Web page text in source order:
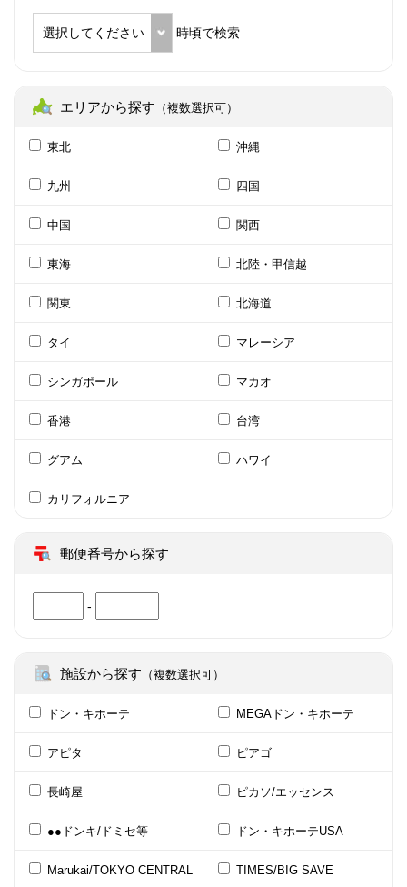
選択してください 時頃で検索
エリアから探す （複数選択可）
東北 沖縄
九州 四国
中国 関西
東海 北陸・甲信越
関東 北海道
タイ マレーシア
シンガポール マカオ
香港 台湾
グアム ハワイ
カリフォルニア
郵便番号から探す
-
施設から探す （複数選択可）
ドン・キホーテ MEGAドン・キホーテ
アピタ ピアゴ
長崎屋 ピカソ/エッセンス
●●ドンキ/ドミセ等 ドン・キホーテUSA
Marukai/TOKYO CENTRAL TIMES/BIG SAVE